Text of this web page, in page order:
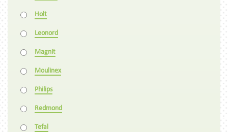
Holt
Leonord
Magnit
Moulinex
Philips
Redmond
Tefal